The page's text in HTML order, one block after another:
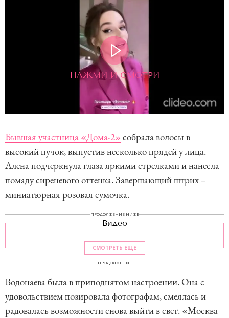
НАЖМИ И СМОТРИ
Бывшая участница «Дома-2» собрала волосы в
высокий пучок, выпустив несколько прядей у лица.
Алена подчеркнула глаза яркими стрелками и нанесла
помаду сиреневого оттенка. Завершающий штрих –
миниатюрная розовая сумочка.
ПРОДОЛЖЕНИЕ НИЖЕ
Видео
СМОТРЕТЬ ЕЩЕ
ПРОДОЛЖЕНИЕ
Водонаева была в приподнятом настроении. Она с
удовольствием позировала фотографам, смеялась и
радовалась возможности снова выйти в свет. «Москва